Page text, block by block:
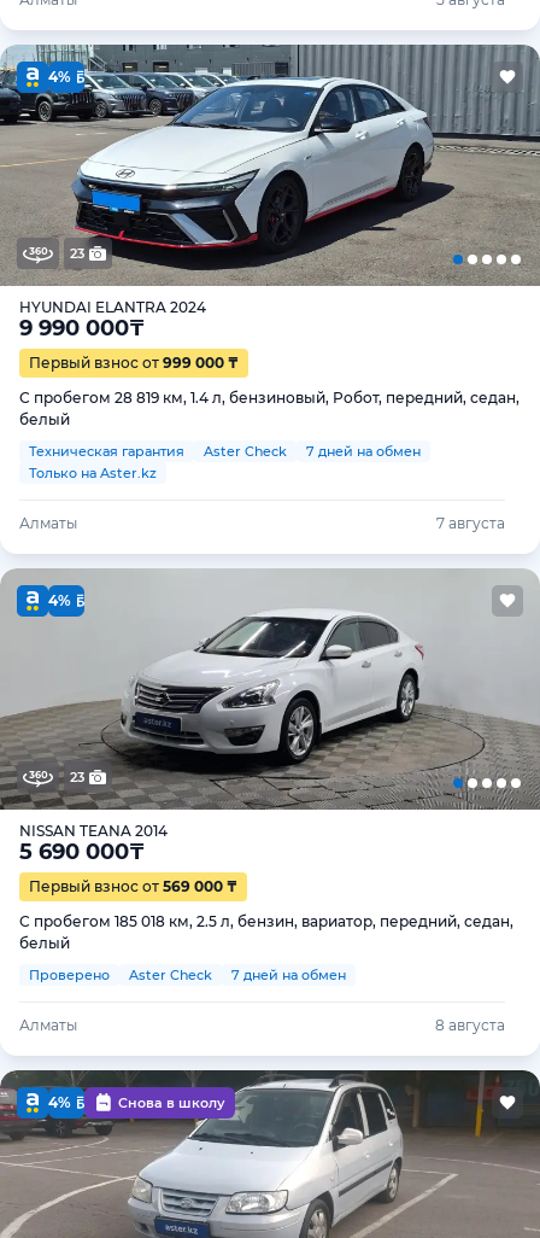
4%
23
HYUNDAI ELANTRA 2024
9 990 000₸
Первый взнос от 999 000 ₸
С пробегом 28 819 км, 1.4 л, бензиновый, Робот, передний, седан,
белый
Техническая гарантия Aster Check
7 дней на обмен
Только на Aster.kz
Алматы 7 августа
4%
23
NISSAN TEANA 2014
5 690 000₸
Первый взнос от 569 000 ₸
С пробегом 185 018 км, 2.5 л, бензин, вариатор, передний, седан,
белый
Проверено Aster Check 7 дней на обмен
Алматы 8 августа
4% Снова в школу